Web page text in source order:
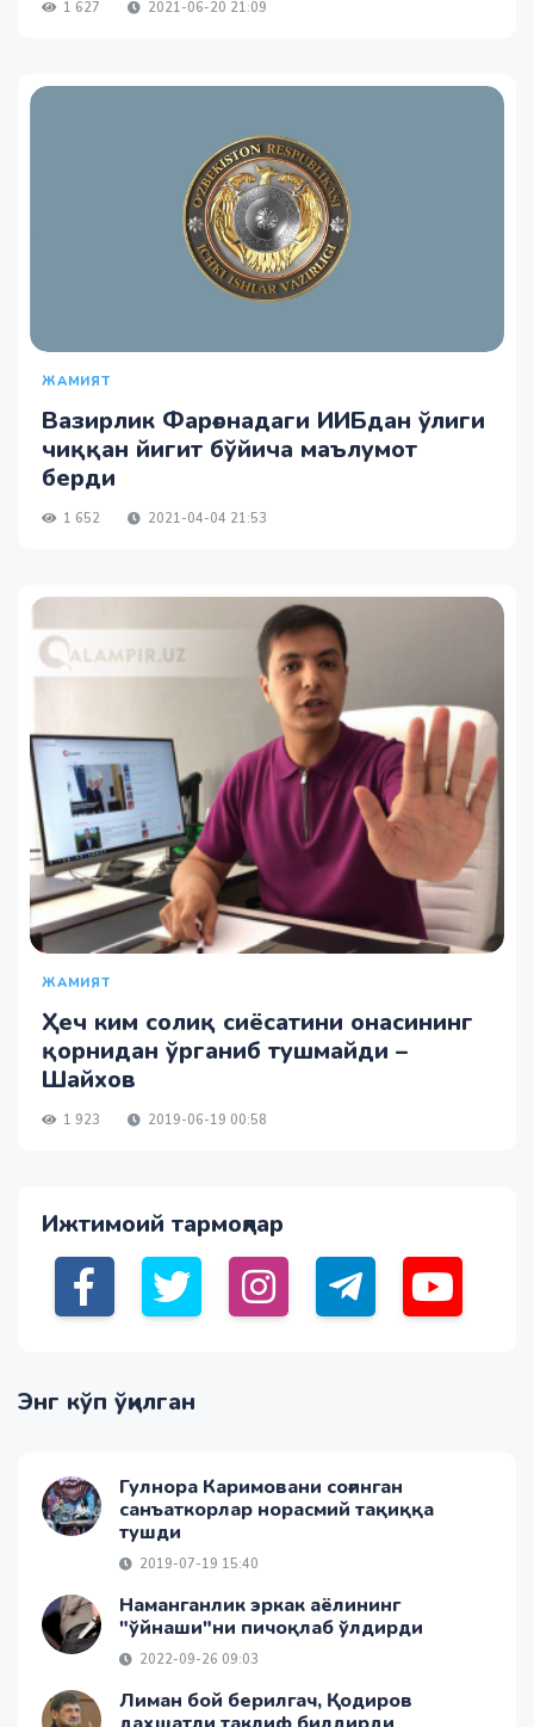
1 627 2021-06-20 21:09
ЖАМИЯТ
Вазирлик Фарғонадаги ИИБдан ўлиги
чиққан йигит бўйича маълумот
берди
1 652 2021-04-04 21:53
ЖАМИЯТ
Ҳеч ким солиқ сиёсатини онасининг
қорнидан ўрганиб тушмайди –
Шайхов
1 923 2019-06-19 00:58
Ижтимоий тармоқлар
Энг кўп ўқилган
Гулнора Каримовани соғинган
санъаткорлар норасмий тақиққа
тушди
2019-07-19 15:40
Наманганлик эркак аёлининг
"ўйнаши"ни пичоқлаб ўлдирди
2022-09-26 09:03
Лиман бой берилгач, Қодиров